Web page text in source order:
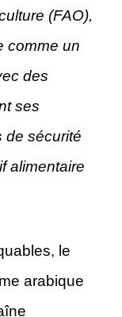
(FAO),
comme un
des
ses
de sécurité
alimentaire
le
arabique